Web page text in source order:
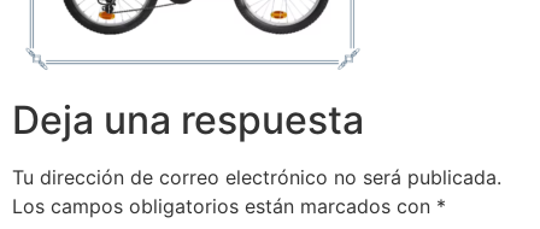
Deja una respuesta
Tu dirección de correo electrónico no será publicada.
Los campos obligatorios están marcados con *